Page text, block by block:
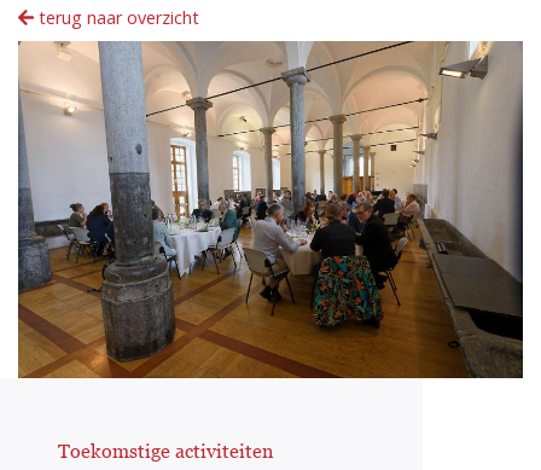
terug naar overzicht
Toekomstige activiteiten